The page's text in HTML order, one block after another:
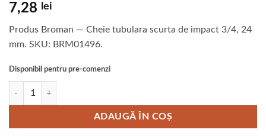
7,28 lei
Produs Broman — Cheie tubulara scurta de impact 3/4, 24
mm. SKU: BRM01496.
Disponibil pentru pre-comenzi
Cantitate Cheie tubulara scurta de impact 3/4, 24 mm
ADAUGĂ ÎN COȘ